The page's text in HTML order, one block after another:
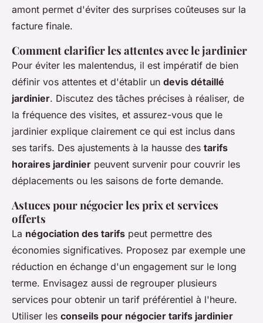
amont permet d'éviter des surprises coûteuses sur la
facture finale.
Comment clarifier les attentes avec le jardinier
Pour éviter les malentendus, il est impératif de bien
définir vos attentes et d'établir un devis détaillé
jardinier. Discutez des tâches précises à réaliser, de
la fréquence des visites, et assurez-vous que le
jardinier explique clairement ce qui est inclus dans
ses tarifs. Des ajustements à la hausse des tarifs
horaires jardinier peuvent survenir pour couvrir les
déplacements ou les saisons de forte demande.
Astuces pour négocier les prix et services
offerts
La négociation des tarifs peut permettre des
économies significatives. Proposez par exemple une
réduction en échange d'un engagement sur le long
terme. Envisagez aussi de regrouper plusieurs
services pour obtenir un tarif préférentiel à l'heure.
Utiliser les conseils pour négocier tarifs jardinier